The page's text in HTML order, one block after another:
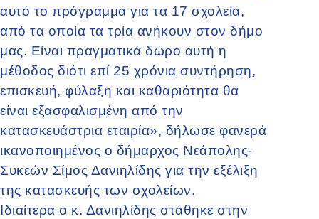
αυτό το πρόγραμμα για τα 17 σχολεία,
από τα οποία τα τρία ανήκουν στον δήμο
μας. Είναι πραγματικά δώρο αυτή η
μέθοδος διότι επί 25 χρόνια συντήρηση,
επισκευή, φύλαξη και καθαριότητα θα
είναι εξασφαλισμένη από την
κατασκευάστρια εταιρία», δήλωσε φανερά
ικανοποιημένος ο δήμαρχος Νεάπολης-
Συκεών Σίμος Δανιηλίδης για την εξέλιξη
της κατασκευής των σχολείων.
Ιδιαίτερα ο κ. Δανιηλίδης στάθηκε στην